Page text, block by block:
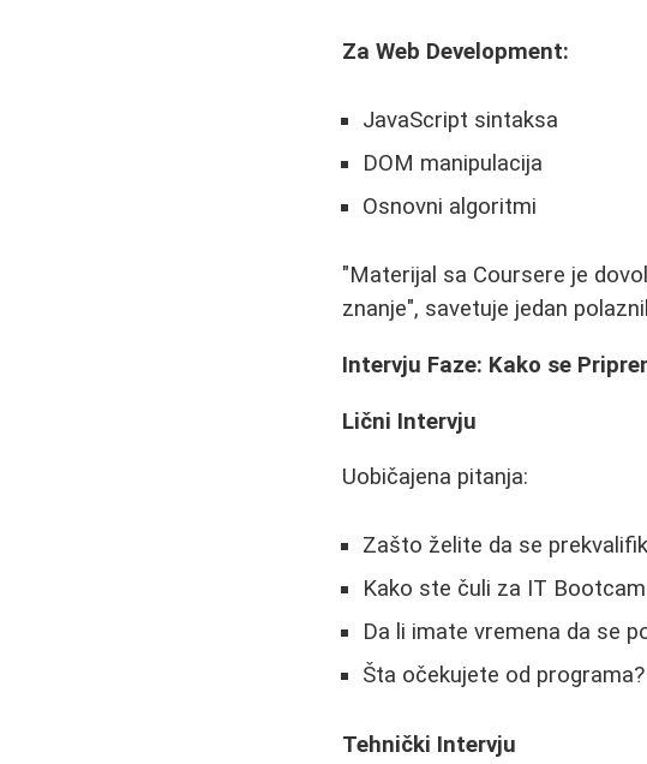
Za Web Development:
JavaScript sintaksa
DOM manipulacija
Osnovni algoritmi
"Materijal sa Coursere je
znanje", savetuje jedan
Intervju Faze: Kako se
Lični Intervju
Uobičajena pitanja:
Zašto želite da se
Kako ste čuli za IT
Da li imate vremena da se
Šta očekujete od programa?
Tehnički Intervju